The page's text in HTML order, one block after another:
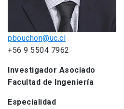
pbouchon@uc.cl
+56 9 5504 7962
Investigador Asociado
Facultad de Ingeniería
Especialidad